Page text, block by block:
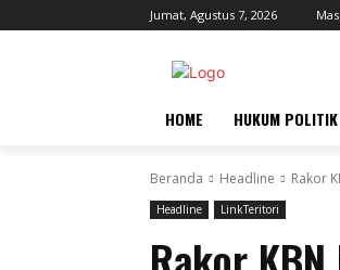
Jumat, Agustus 7, 2026
HOME HUKUM POLITIK
Beranda Headline Rakor
Headline LinkTeritori